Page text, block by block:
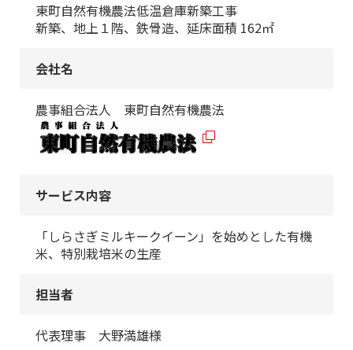
東町自然有機農法低温倉庫新築工事
新築、地上１階、鉄骨造、延床面積 162㎡
会社名
農事組合法人 東町自然有機農法
サービス内容
「しらさぎミルキークイーン」を始めとした有機
米、特別栽培米の生産
担当者
代表理事 大野満雄様